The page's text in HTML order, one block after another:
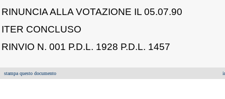
RINUNCIA ALLA VOTAZIONE IL 05.07.90
ITER CONCLUSO
RINVIO N. 001 P.D.L. 1928 P.D.L. 1457
stampa questo documento